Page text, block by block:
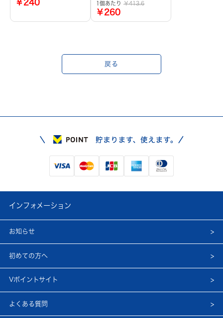
￥240 1個あたり ￥413.6
￥260
戻る
インフォメーション
お知らせ
初めての方へ
Vポイントサイト
よくある質問